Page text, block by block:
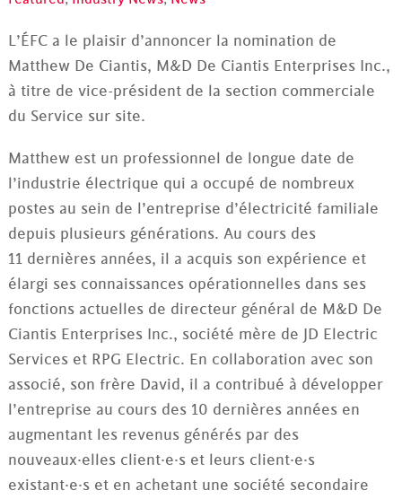
L’ÉFC a le plaisir d’annoncer la nomination de
Matthew De Ciantis, M&D De Ciantis Enterprises Inc.,
à titre de vice-président de la section commerciale
du Service sur site.
Matthew est un professionnel de longue date de
l’industrie électrique qui a occupé de nombreux
postes au sein de l’entreprise d’électricité familiale
depuis plusieurs générations. Au cours des
11 dernières années, il a acquis son expérience et
élargi ses connaissances opérationnelles dans ses
fonctions actuelles de directeur général de M&D De
Ciantis Enterprises Inc., société mère de JD Electric
Services et RPG Electric. En collaboration avec son
associé, son frère David, il a contribué à développer
l’entreprise au cours des 10 dernières années en
augmentant les revenus générés par des
nouveaux·elles client·e·s et leurs client·e·s
existant·e·s et en achetant une société secondaire